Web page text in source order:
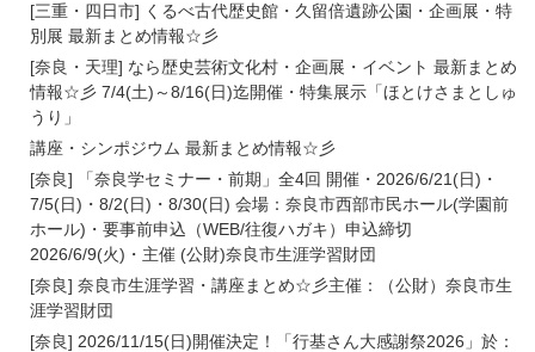
[三重・四日市] くるべ古代歴史館・久留倍遺跡公園・企画展・特
別展 最新まとめ情報☆彡
[奈良・天理] なら歴史芸術文化村・企画展・イベント 最新まとめ
情報☆彡 7/4(土)～8/16(日)迄開催・特集展示「ほとけさまとしゅ
うり」
講座・シンポジウム 最新まとめ情報☆彡
[奈良] 「奈良学セミナー・前期」全4回 開催・2026/6/21(日)・
7/5(日)・8/2(日)・8/30(日) 会場：奈良市西部市民ホール(学園前
ホール)・要事前申込（WEB/往復ハガキ）申込締切
2026/6/9(火)・主催 (公財)奈良市生涯学習財団
[奈良] 奈良市生涯学習・講座まとめ☆彡主催：（公財）奈良市生
涯学習財団
[奈良] 2026/11/15(日)開催決定！「行基さん大感謝祭2026」於：